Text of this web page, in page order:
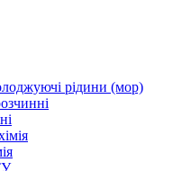
рідини (мор)